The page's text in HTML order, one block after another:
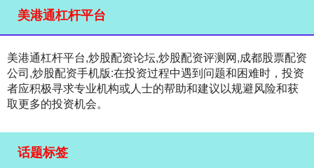
美港通杠杆平台
美港通杠杆平台,炒股配资论坛,炒股配资评测网,成都股票配资
公司,炒股配资手机版:在投资过程中遇到问题和困难时，投资
者应积极寻求专业机构或人士的帮助和建议以规避风险和获
取更多的投资机会。
话题标签